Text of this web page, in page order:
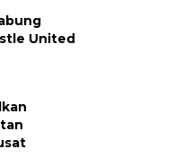
United